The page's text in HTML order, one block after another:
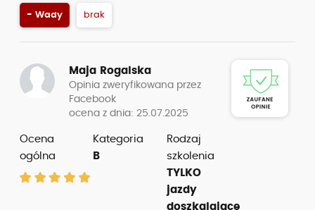
- Wady brak
Maja Rogalska
Opinia zweryfikowana przez
Facebook
ocena z dnia: 25.07.2025
Ocena
ogólna
Kategoria
B
Rodzaj
szkolenia
TYLKO
jazdy
doszkalające